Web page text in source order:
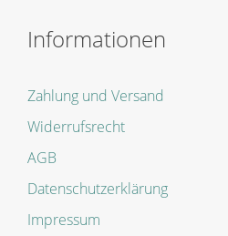
Informationen
Zahlung und Versand
Widerrufsrecht
AGB
Datenschutzerklärung
Impressum